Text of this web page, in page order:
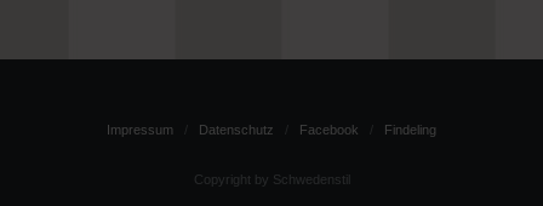
Impressum Datenschutz Facebook Findeling
Copyright by Schwedenstil